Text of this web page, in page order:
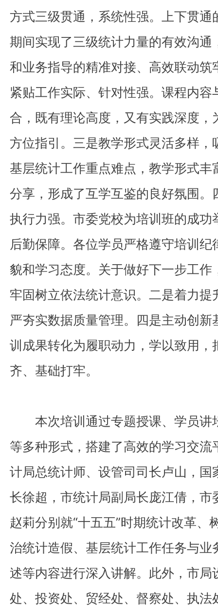
方式三级贯通，系统性强。上下贯
期间实现了三级统计力量的有效沟
和业务指导的精准对接、高效联动
紧贴工作实际、针对性强。课程内
合，既有理论高度，又有实践深度
方位指引。三是教学形式灵活多样
基层统计工作重点难点，教学形式
分享，形成了互学互鉴的良好氛围
执行力强。市委党校为培训班的成
后勤保障。各位学员严格遵守培训
貌和学习态度。关于做好下一步工
牢固树立依法统计意识。二是着力
严夯实数据质量管理。四是主动创
训成果转化为履职动力，学以致用
齐、基础打牢。
本次培训通过专题授课、学员
等多种形式，搭建了高效的学习交
计局总统计师、设管司司长卢山，
长徐超，市统计局副局长庞江倩，
赵莉分别就“十五五”时期统计改革、
治统计造假、基层统计工作任务与
述等内容进行深入讲解。此外，市
处、投资处、贸经处、督察处、执